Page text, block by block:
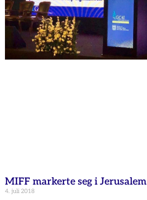
MIFF markerte seg i Jerusalem
4. juli 2018